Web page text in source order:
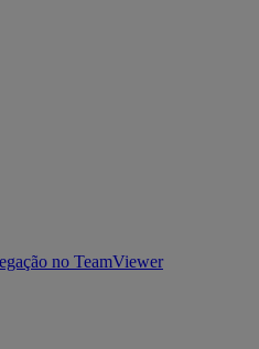
no TeamViewer